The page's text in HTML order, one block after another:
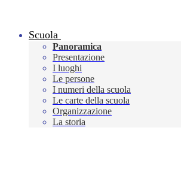
Scuola
Panoramica
Presentazione
I luoghi
Le persone
I numeri della scuola
Le carte della scuola
Organizzazione
La storia